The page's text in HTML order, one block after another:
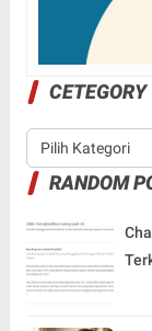
CETEGORY
RANDOM